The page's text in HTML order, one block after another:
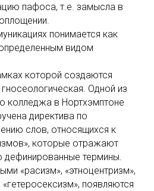
пафоса, т.е. замысла в
понимается как
видом
которой создаются
Одной из
колледжа в Нортхэмптоне
директива по
слов, относящихся к
которые отражают
дефинированные термины.
«расизм», «этноцентризм»,
появляются